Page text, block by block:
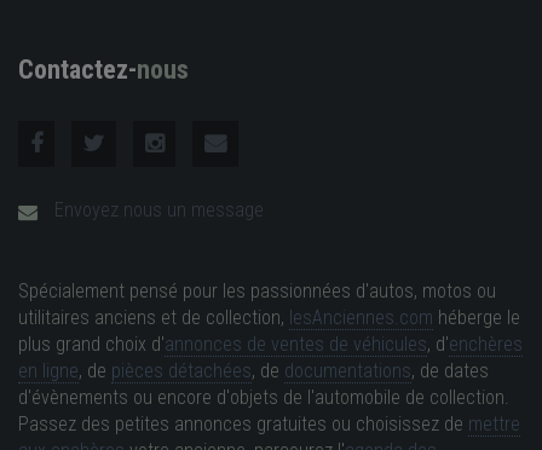
Contactez-nous
Envoyez nous un message
Spécialement pensé pour les passionnées d'autos, motos ou
utilitaires anciens et de collection, lesAnciennes.com héberge le
plus grand choix d'annonces de ventes de véhicules, d'enchères
en ligne, de pièces détachées, de documentations, de dates
d'évènements ou encore d'objets de l'automobile de collection.
Passez des petites annonces gratuites ou choisissez de mettre